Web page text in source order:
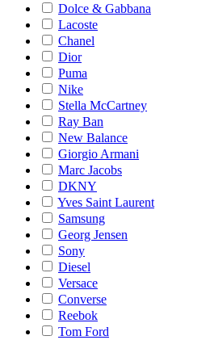
Dolce & Gabbana
Lacoste
Chanel
Dior
Puma
Nike
Stella McCartney
Ray Ban
New Balance
Giorgio Armani
Marc Jacobs
DKNY
Yves Saint Laurent
Samsung
Georg Jensen
Sony
Diesel
Versace
Converse
Reebok
Tom Ford